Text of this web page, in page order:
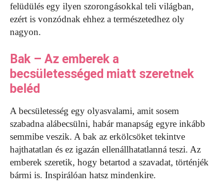
felüdülés egy ilyen szorongásokkal teli világban,
ezért is vonzódnak ehhez a természetedhez oly
nagyon.
Bak – Az emberek a
becsületességed miatt szeretnek
beléd
A becsületesség egy olyasvalami, amit sosem
szabadna alábecsülni, habár manapság egyre inkább
semmibe veszik. A bak az erkölcsöket tekintve
hajthatatlan és ez igazán ellenállhatatlanná teszi. Az
emberek szeretik, hogy betartod a szavadat, történjék
bármi is. Inspirálóan hatsz mindenkire.